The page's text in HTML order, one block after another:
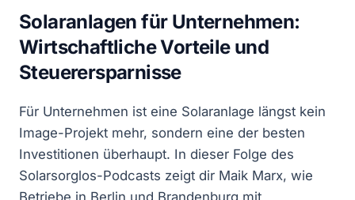
Solaranlagen für Unternehmen:
Wirtschaftliche Vorteile und
Steuerersparnisse
Für Unternehmen ist eine Solaranlage längst kein
Image-Projekt mehr, sondern eine der besten
Investitionen überhaupt. In dieser Folge des
Solarsorglos-Podcasts zeigt dir Maik Marx, wie
Betriebe in Berlin und Brandenburg mit